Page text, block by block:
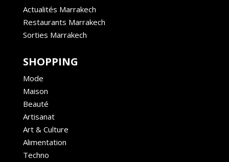
Actualités Marrakech
Restaurants Marrakech
Sorties Marrakech
SHOPPING
Mode
Maison
Beauté
Artisanat
Art & Culture
Alimentation
Techno